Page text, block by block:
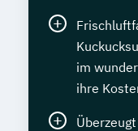
im
ihre